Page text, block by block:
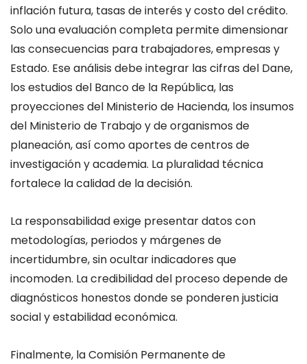
inflación futura, tasas de interés y costo del crédito.
Solo una evaluación completa permite dimensionar
las consecuencias para trabajadores, empresas y
Estado. Ese análisis debe integrar las cifras del Dane,
los estudios del Banco de la República, las
proyecciones del Ministerio de Hacienda, los insumos
del Ministerio de Trabajo y de organismos de
planeación, así como aportes de centros de
investigación y academia. La pluralidad técnica
fortalece la calidad de la decisión.
La responsabilidad exige presentar datos con
metodologías, periodos y márgenes de
incertidumbre, sin ocultar indicadores que
incomoden. La credibilidad del proceso depende de
diagnósticos honestos donde se ponderen justicia
social y estabilidad económica.
Finalmente, la Comisión Permanente de